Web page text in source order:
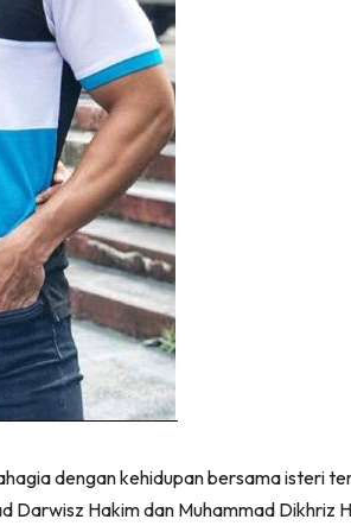
dengan kehidupan bersama isteri
Darwisz Hakim dan Muhammad Dikhriz